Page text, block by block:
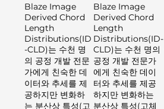
Blaze Image
Derived Chord
Length
Distributions(ID
-CLD)는 수천 명
의 공정 개발 전문
가에게 친숙한 데
이터와 추세를 제
공하지만 변화하
는 분산상 특성(고
Blaze Image
Derived Chord
Length
Distributions(ID-
CLD)는 수천 명의
공정 개발 전문가
에게 친숙한 데이
터와 추세를 제공
하지만 변화하는
분산상 특성(고체